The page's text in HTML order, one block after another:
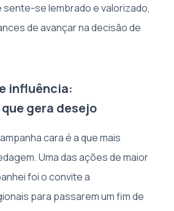
se lembrado e valorizado,
de avançar na decisão de
influência:
gera desejo
cara é a que mais
Uma das ações de maior
foi o convite a
para passarem um fim de